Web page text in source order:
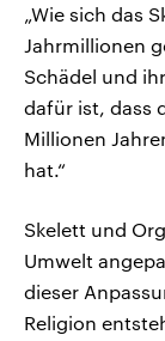
„Wie sich das
Jahrmillionen
Schädel und
dafür ist, dass
Millionen
hat.“
Skelett und
Umwelt
dieser
Religion